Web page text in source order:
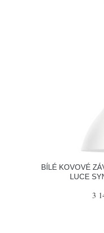
BÍLÉ KOVOVÉ
LUCE
3